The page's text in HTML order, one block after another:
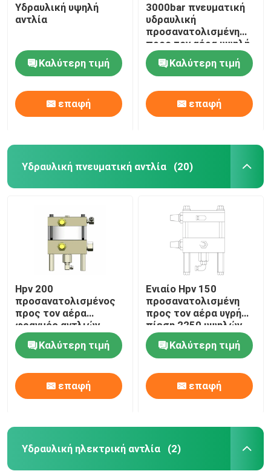
Σπίτι
Προϊόντα
Βίντεο
Υδραυλική υψηλή
αντλία
Καλύτερη τιμή
επαφή
3000bar πνευματική
υδραυλική
προσανατολισμένη
προς τον αέρα υψηλή
αντλία
Καλύτερη τιμή
επαφή
Υδραυλική πνευματική αντλία (20)
Hpv 200
προσανατολισμένος
προς τον αέρα
φραγμός αντλιών
1974 υψηλών
υδραυλικός
πνευματικός αντλιών
υγρός
Καλύτερη τιμή
επαφή
Ενιαίο Hpv 150
προσανατολισμένη
προς τον αέρα υγρή
πίεση 2250 υψηλών
ρευστή αντλιών
φραγμόςΚαλύτερη τιμή
επαφή
Υδραυλική ηλεκτρική αντλία (2)